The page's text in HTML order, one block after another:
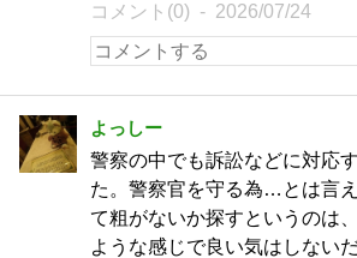
コメント(0) 2026/07/24
よっしー
警察の中でも訴訟などに対応
た。警察官を守る為…とは言
て粗がないか探すというのは
ような感じで良い気はしない